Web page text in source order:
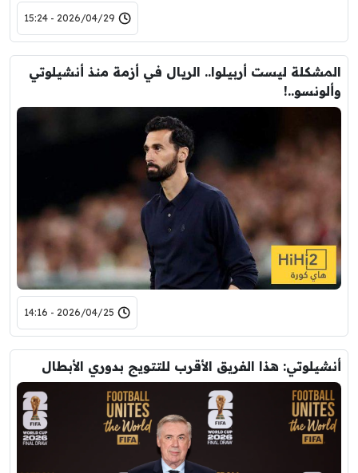
2026/04/29 - 15:24
المشكلة ليست أربيلوا.. الريال في أزمة منذ أنشيلوتي
وألونسو..!
2026/04/25 - 14:16
أنشيلوتي: هذا الفريق الأقرب للتتويج بدوري الأبطال